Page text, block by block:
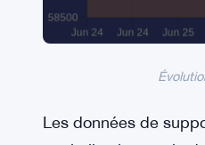
Les données de